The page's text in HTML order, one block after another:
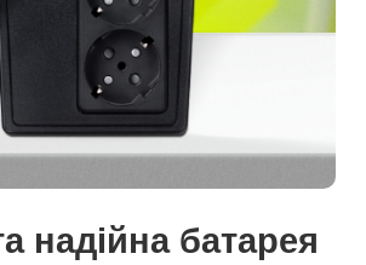
надійна батарея